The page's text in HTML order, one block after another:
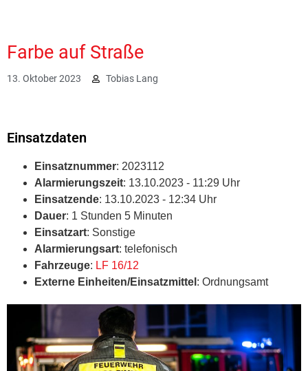
Farbe auf Straße
13. Oktober 2023 Tobias Lang
Einsatzdaten
Einsatznummer: 2023112
Alarmierungszeit: 13.10.2023 - 11:29 Uhr
Einsatzende: 13.10.2023 - 12:34 Uhr
Dauer: 1 Stunden 5 Minuten
Einsatzart: Sonstige
Alarmierungsart: telefonisch
Fahrzeuge: LF 16/12
Externe Einheiten/Einsatzmittel : Ordnungsamt